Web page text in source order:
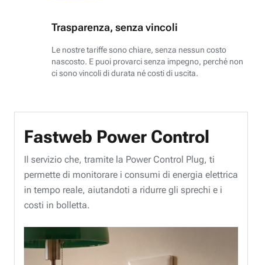
Trasparenza, senza vincoli
Le nostre tariffe sono chiare, senza nessun costo
nascosto. E puoi provarci senza impegno, perché non
ci sono vincoli di durata né costi di uscita.
Fastweb Power Control
Il servizio che, tramite la Power Control Plug, ti
permette di monitorare i consumi di energia elettrica
in tempo reale, aiutandoti a ridurre gli sprechi e i
costi in bolletta.